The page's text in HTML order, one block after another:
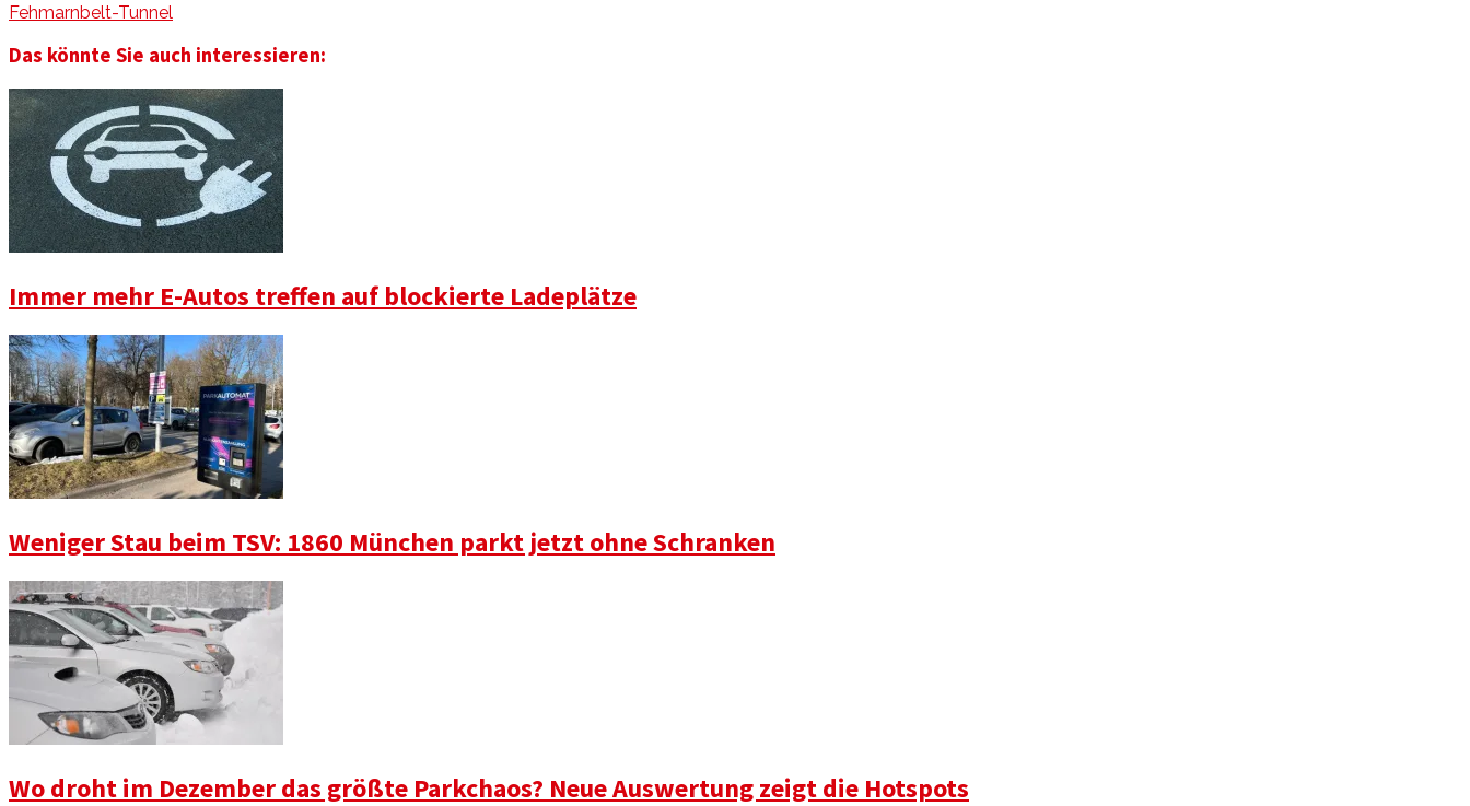
Fehmarnbelt-Tunnel
Das könnte Sie auch interessieren:
Immer mehr E-Autos treffen auf blockierte Ladeplätze
Weniger Stau beim TSV: 1860 München parkt jetzt ohne Schranken
Wo droht im Dezember das größte Parkchaos? Neue Auswertung zeigt die Hotspots